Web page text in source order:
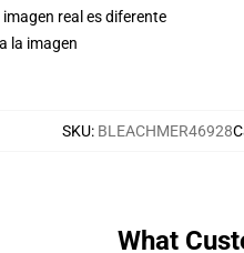
imagen real es diferente
la imagen
SKU: BLEACHMER46928
What